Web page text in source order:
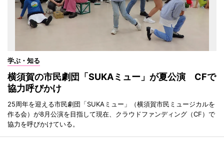
学ぶ・知る
横須賀の市民劇団「SUKAミュー」が夏公演 CFで
協力呼びかけ
25周年を迎える市民劇団「SUKAミュー」（横須賀市民ミュージカルを
作る会）が8月公演を目指して現在、クラウドファンディング（CF）で
協力を呼びかけている。